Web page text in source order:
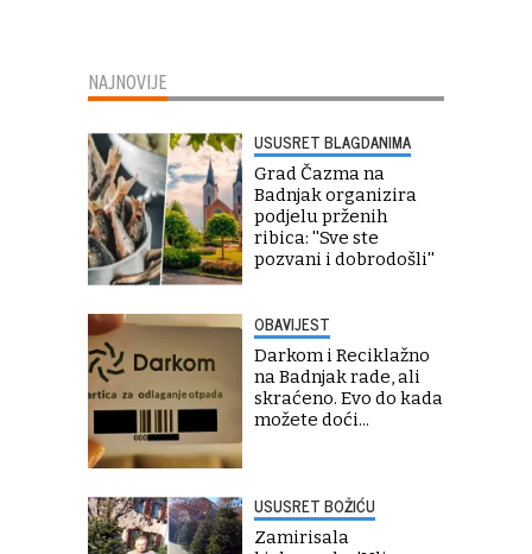
NAJNOVIJE
USUSRET BLAGDANIMA
Grad Čazma na
Badnjak organizira
podjelu prženih
ribica: ''Sve ste
pozvani i dobrodošli''
OBAVIJEST
Darkom i Reciklažno
na Badnjak rade, ali
skraćeno. Evo do kada
možete doći...
USUSRET BOŽIĆU
Zamirisala